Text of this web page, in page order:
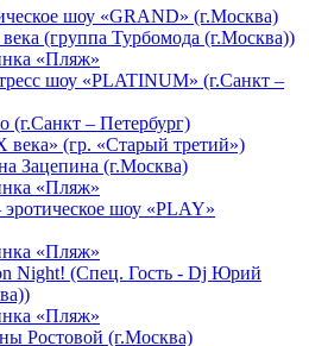
шоу «GRAND» (г.Москва)
(группа Турбомода (г.Москва))
«Пляж»
шоу «PLATINUM» (г.Санкт –
(г.Санкт – Петербург)
века» (гр. «Старый третий»)
Зацепина (г.Москва)
«Пляж»
эротическое шоу «PLAY»
«Пляж»
Night! (Спец. Гость - Dj Юрий
«Пляж»
Ростовой (г.Москва)